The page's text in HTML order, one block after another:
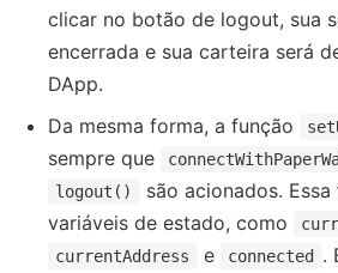
clicar no botão de logout, sua
encerrada e sua carteira será
DApp.
Da mesma forma, a função
sempre que
logout()
são acionados.
variáveis de estado, como
currentAddress e connected
.